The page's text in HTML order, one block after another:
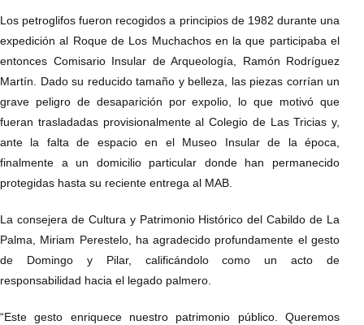
Los petroglifos fueron recogidos a principios de 1982 durante una
expedición al Roque de Los Muchachos en la que participaba el
entonces Comisario Insular de Arqueología, Ramón Rodríguez
Martín. Dado su reducido tamaño y belleza, las piezas corrían un
grave peligro de desaparición por expolio, lo que motivó que
fueran trasladadas provisionalmente al Colegio de Las Tricias y,
ante la falta de espacio en el Museo Insular de la época,
finalmente a un domicilio particular donde han permanecido
protegidas hasta su reciente entrega al MAB.
La consejera de Cultura y Patrimonio Histórico del Cabildo de La
Palma, Miriam Perestelo, ha agradecido profundamente el gesto
de Domingo y Pilar, calificándolo como un acto de
responsabilidad hacia el legado palmero.
“Este gesto enriquece nuestro patrimonio público. Queremos